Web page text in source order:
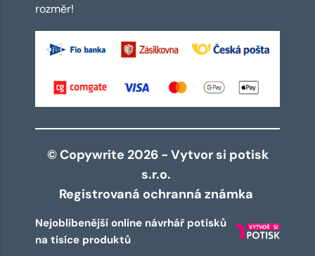
rozměr!
© Copywrite 2026 - Vytvor si potisk
s.r.o.
Registrovaná ochranná známka
Nejoblíbenější online návrhář potisků
na tisíce produktů